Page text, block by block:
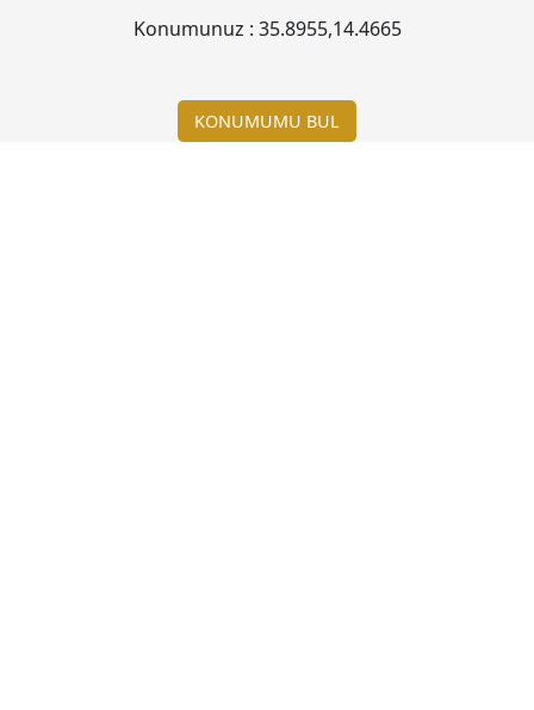
Konumunuz : 35.8955,14.4665
KONUMUMU BUL